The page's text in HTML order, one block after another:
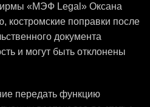
«МЭФ Legal» Оксана
костромские поправки после
документа
и могут быть отклонены
передать функцию